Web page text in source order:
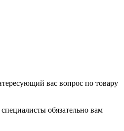
вас вопрос по товару
обязательно вам